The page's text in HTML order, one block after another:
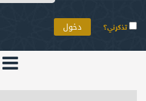
تذكرني؟